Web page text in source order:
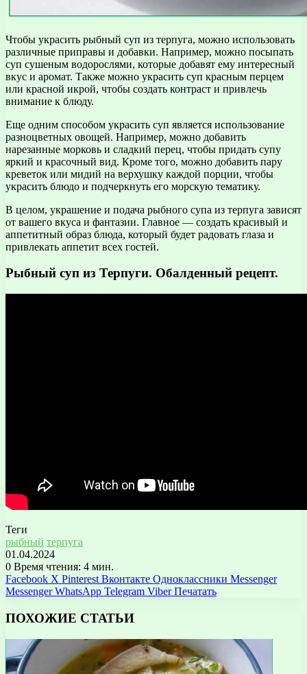
Чтобы украсить рыбный суп из терпуга, можно использовать
различные приправы и добавки. Например, можно посыпать
суп сушеным водорослями, которые добавят ему интересный
вкус и аромат. Также можно украсить суп красным перцем
или красной икрой, чтобы создать контраст и привлечь
внимание к блюду.
Еще одним способом украсить суп является использование
разноцветных овощей. Например, можно добавить
нарезанные морковь и сладкий перец, чтобы придать супу
яркий и красочный вид. Кроме того, можно добавить пару
креветок или мидий на верхушку каждой порции, чтобы
украсить блюдо и подчеркнуть его морскую тематику.
В целом, украшение и подача рыбного супа из терпуга зависят
от вашего вкуса и фантазии. Главное — создать красивый и
аппетитный образ блюда, который будет радовать глаза и
привлекать аппетит всех гостей.
Рыбный суп из Терпуги. Обалденный рецепт.
Теги
рыбный терпуга
01.04.2024
0 Время чтения: 4 мин.
Facebook X Pinterest Вконтакте Одноклассники Messenger
Messenger WhatsApp Telegram Viber Печатать
ПОХОЖИЕ СТАТЬИ